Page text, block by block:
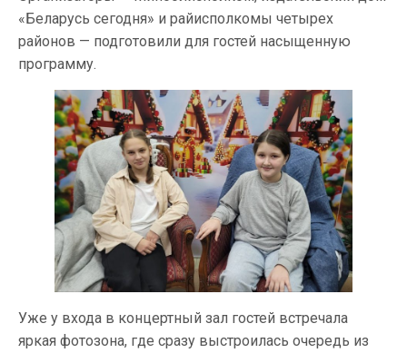
«Беларусь сегодня» и райисполкомы четырех
районов — подготовили для гостей насыщенную
программу.
Уже у входа в концертный зал гостей встречала
яркая фотозона, где сразу выстроилась очередь из